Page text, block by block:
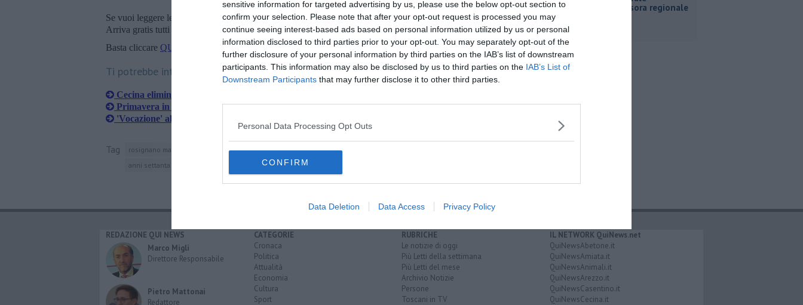
sensitive information for targeted advertising by us, please use the below opt-out section to
confirm your selection. Please note that after your opt-out request is processed you may
continue seeing interest-based ads based on personal information utilized by us or personal
information disclosed to third parties prior to your opt-out. You may separately opt-out of the
further disclosure of your personal information by third parties on the IAB’s list of downstream
participants. This information may also be disclosed by us to third parties on the IAB’s List of
Downstream Participants that may further disclose it to other third parties.
Personal Data Processing Opt Outs
CONFIRM
Data Deletion Data Access Privacy Policy
Se vuoi leggere le notizie principali della Toscana iscriviti allaNewsletter QUInews - ToscanaMedia.
Arriva gratis tutti i giorni alle 20:00 direttamente nella tua casella di posta.
Basta cliccare QUI
Ti potrebbe interessare anche:
Cecina elimina le barriere architettoniche
Primavera in musica, tre eventi ad ingresso libero
'Vocazione' al Castello Pasquini
Tag rosignano marittimo castelfiorentino alessandro franchi bandiera blu
anni settanta
stati uniti
dell'assessora regionale
REDAZIONE QUI NEWS
Marco Migli
Direttore Responsabile
Pietro Mattonai
Redattore
CATEGORIE
Cronaca
Politica
Attualità
Economia
Cultura
Sport
RUBRICHE
Le notizie di oggi
Più Letti della settimana
Più Letti del mese
Archivio Notizie
Persone
Toscani in TV
IL NETWORK QuiNews.net
QuiNewsAbetone.it
QuiNewsAmiata.it
QuiNewsAnimali.it
QuiNewsArezzo.it
QuiNewsCasentino.it
QuiNewsCecina.it